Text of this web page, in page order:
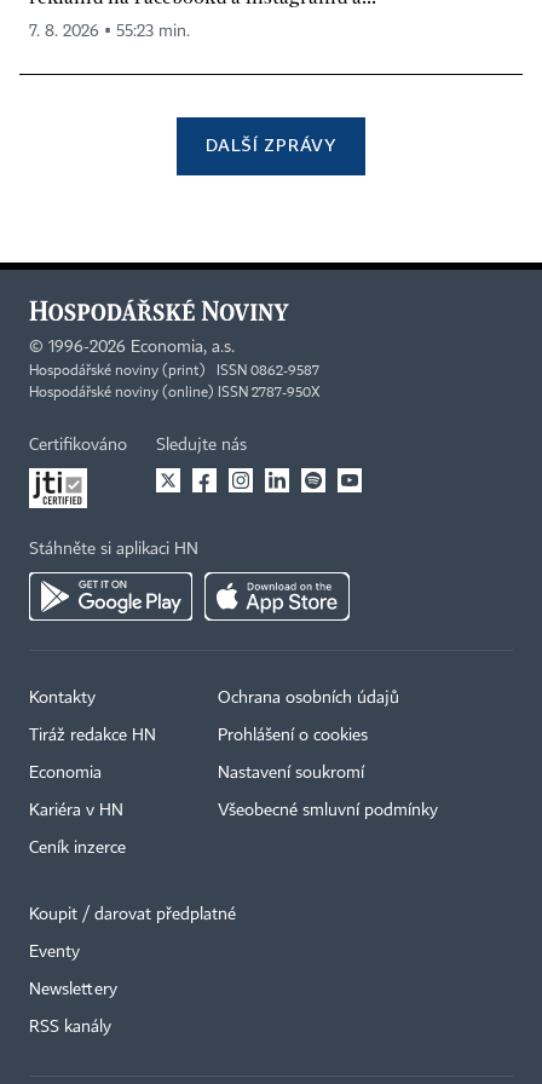
7. 8. 2026 ▪ 55:23 min.
DALŠÍ ZPRÁVY
© 1996-2026 Economia, a.s.
Hospodářské noviny (print) ISSN 0862-9587
Hospodářské noviny (online) ISSN 2787-950X
Certifikováno Sledujte nás
Stáhněte si aplikaci HN
Kontakty
Tiráž redakce HN
Economia
Kariéra v HN
Ceník inzerce
Ochrana osobních údajů
Prohlášení o cookies
Nastavení soukromí
Všeobecné smluvní podmínky
Koupit / darovat předplatné
Eventy
Newslettery
RSS kanály